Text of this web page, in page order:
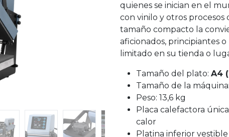
quienes se inician en el
con vinilo y otros procesos
tamaño compacto la
aficionados, principiantes
limitado en su tienda o
Tamaño del plato: A4
Tamaño de la máquina:
Peso: 13,6 kg
Placa calefactora
calor
Platina inferior vestible